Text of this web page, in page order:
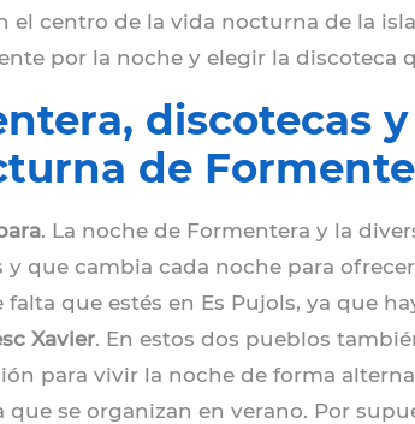
el centro de la vida nocturna de la
por la noche y elegir la discoteca
discotecas
de
. La noche de Formentera y la
que cambia cada noche para
que estés en Es Pujols, ya que
Xavier. En estos dos pueblos
para vivir la noche de forma
se organizan en verano. Por